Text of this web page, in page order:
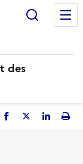
des
Facebook
Partager
Partager